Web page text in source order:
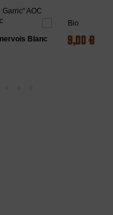
Blanc
9,00 €